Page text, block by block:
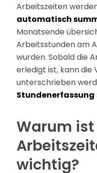
Arbeitszeiten
automatisch
Monatsende
Arbeitsstunden am
wurden. Sobald die
erledigt ist, kann die
unterschrieben
Stundenerfassung
Warum
wichtig?